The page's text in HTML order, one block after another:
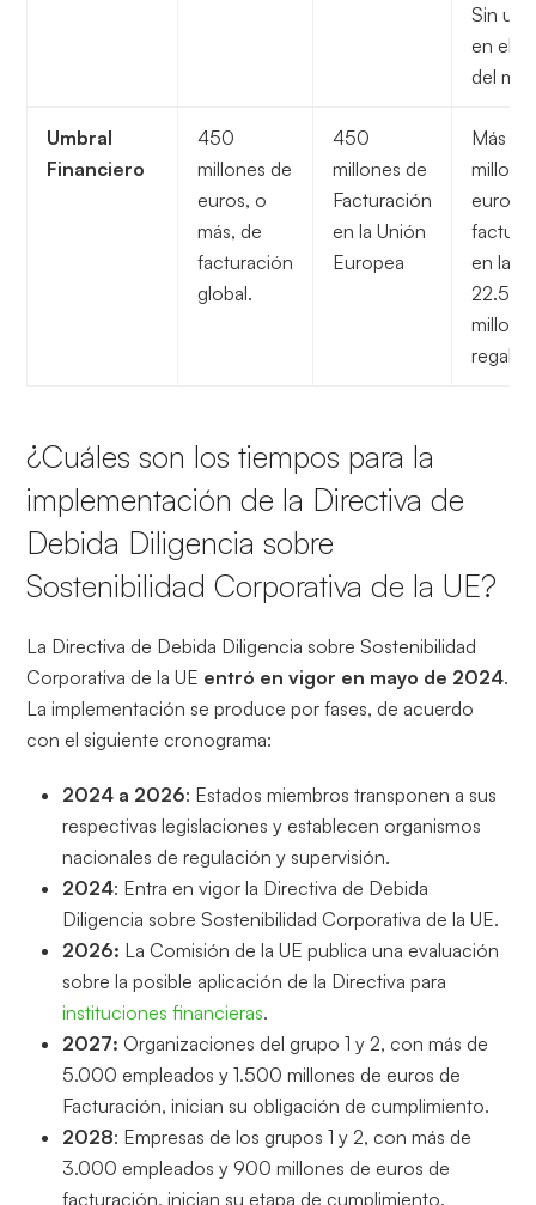
Sin
en el
del
Umbral
Financiero
450
millones de
euros, o
más, de
facturación
global.
450
millones de
Facturación
en la Unión
Europea
Más
euros
en la
22.5
¿Cuáles son los tiempos para la
implementación de la Directiva de
Debida Diligencia sobre
Sostenibilidad Corporativa de la UE?
La Directiva de Debida Diligencia sobre Sostenibilidad
Corporativa de la UE entró en vigor en mayo de 2024.
La implementación se produce por fases, de acuerdo
con el siguiente cronograma:
2024 a 2026: Estados miembros transponen a sus
respectivas legislaciones y establecen organismos
nacionales de regulación y supervisión.
2024: Entra en vigor la Directiva de Debida
Diligencia sobre Sostenibilidad Corporativa de la UE.
2026: La Comisión de la UE publica una evaluación
sobre la posible aplicación de la Directiva para
instituciones financieras.
2027: Organizaciones del grupo 1 y 2, con más de
5.000 empleados y 1.500 millones de euros de
Facturación, inician su obligación de cumplimiento.
2028: Empresas de los grupos 1 y 2, con más de
3.000 empleados y 900 millones de euros de
facturación, inician su etapa de cumplimiento.